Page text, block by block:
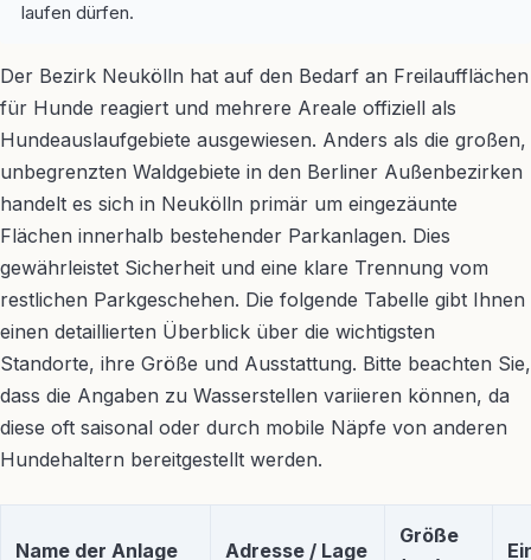
laufen dürfen.
Der Bezirk Neukölln hat auf den Bedarf an Freilaufflächen
für Hunde reagiert und mehrere Areale offiziell als
Hundeauslaufgebiete ausgewiesen. Anders als die großen,
unbegrenzten Waldgebiete in den Berliner Außenbezirken
handelt es sich in Neukölln primär um eingezäunte
Flächen innerhalb bestehender Parkanlagen. Dies
gewährleistet Sicherheit und eine klare Trennung vom
restlichen Parkgeschehen. Die folgende Tabelle gibt Ihnen
einen detaillierten Überblick über die wichtigsten
Standorte, ihre Größe und Ausstattung. Bitte beachten Sie,
dass die Angaben zu Wasserstellen variieren können, da
diese oft saisonal oder durch mobile Näpfe von anderen
Hundehaltern bereitgestellt werden.
Name der Anlage Adresse / Lage
Größe